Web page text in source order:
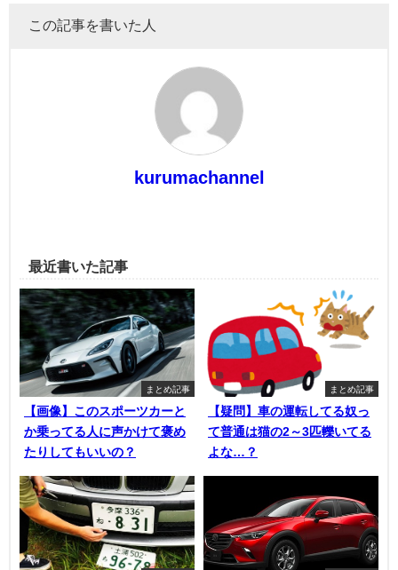
この記事を書いた人
kurumachannel
最近書いた記事
まとめ記事
【画像】このスポーツカーと
か乗ってる人に声かけて褒め
たりしてもいいの？
まとめ記事
【疑問】車の運転してる奴っ
て普通は猫の2～3匹轢いてる
よな…？